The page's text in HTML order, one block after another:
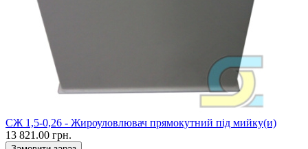
CЖ 1,5-0,26 - Жироуловлювач прямокутний під мийку(и)
13 821.00 грн.